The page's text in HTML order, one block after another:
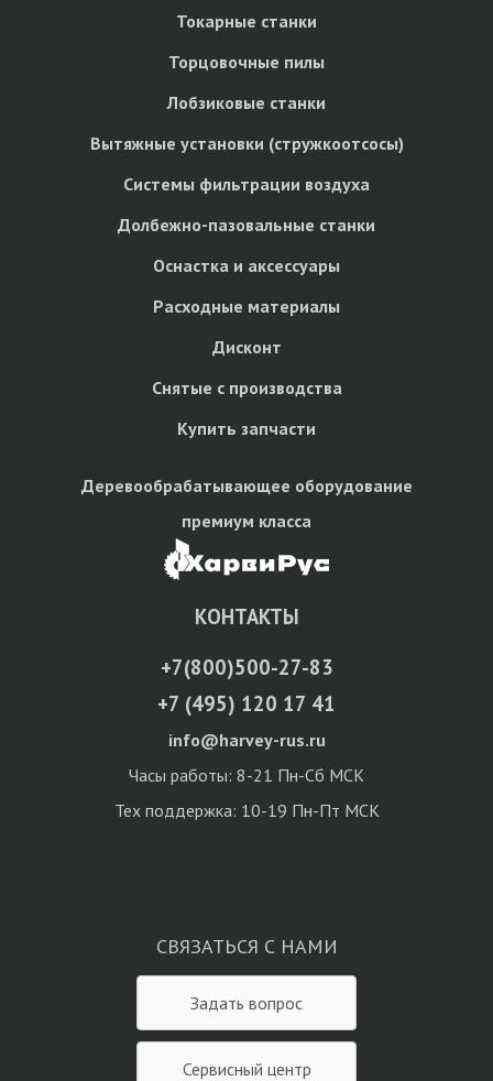
Токарные станки
Торцовочные пилы
Лобзиковые станки
Вытяжные установки (стружкоотсосы)
Системы фильтрации воздуха
Долбежно-пазовальные станки
Оснастка и аксессуары
Расходные материалы
Дисконт
Снятые с производства
Купить запчасти
Деревообрабатывающее оборудование
премиум класса
КОНТАКТЫ
+7(800)500-27-83
+7 (495) 120 17 41
info@harvey-rus.ru
Часы работы: 8-21 Пн-Сб МСК
Тех поддержка: 10-19 Пн-Пт МСК
СВЯЗАТЬСЯ С НАМИ
Задать вопрос
Сервисный центр